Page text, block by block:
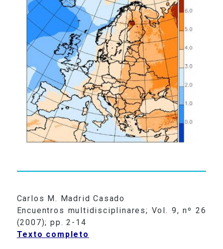
VIDEOS
CONTACTO
Carlos M. Madrid Casado
Encuentros multidisciplinares; Vol. 9, nº 26
(2007); pp. 2-14
Texto completo